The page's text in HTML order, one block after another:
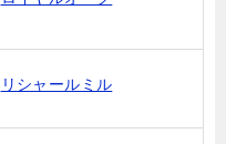
リシャールミル